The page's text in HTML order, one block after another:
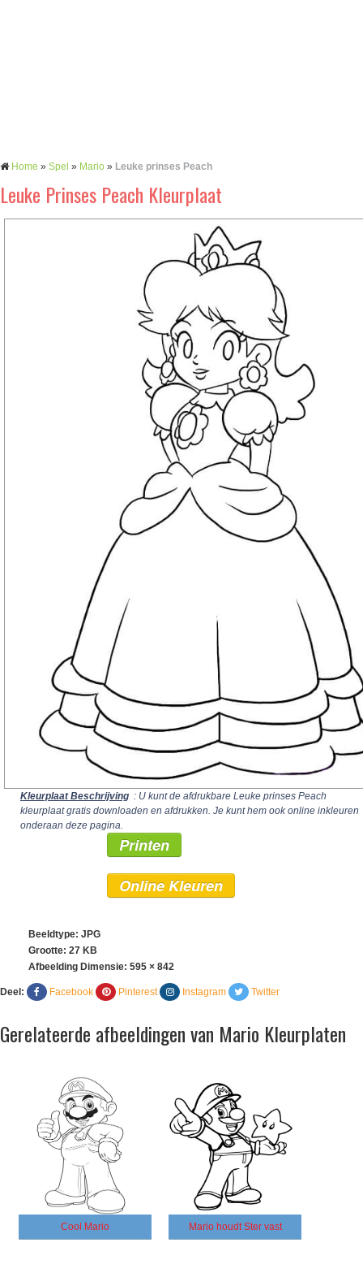
Home » Spel » Mario » Leuke prinses Peach
Leuke Prinses Peach Kleurplaat
Kleurplaat Beschrijving : U kunt de afdrukbare Leuke prinses Peach
kleurplaat gratis downloaden en afdrukken. Je kunt hem ook online inkleuren
onderaan deze pagina.
Printen
Online Kleuren
Beeldtype: JPG
Grootte: 27 KB
Afbeelding Dimensie: 595 × 842
Deel: Facebook Pinterest Instagram Twitter
Gerelateerde afbeeldingen van Mario Kleurplaten
Cool Mario Mario houdt Ster vast